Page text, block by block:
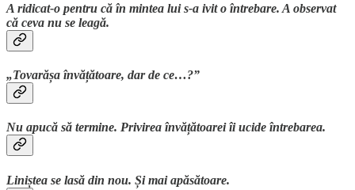
A ridicat-o pentru că în mintea lui s-a ivit o întrebare. A observat
că ceva nu se leagă.
„Tovarășa învățătoare, dar de ce…?”
Nu apucă să termine. Privirea învățătoarei îi ucide întrebarea.
Liniștea se lasă din nou. Și mai apăsătoare.